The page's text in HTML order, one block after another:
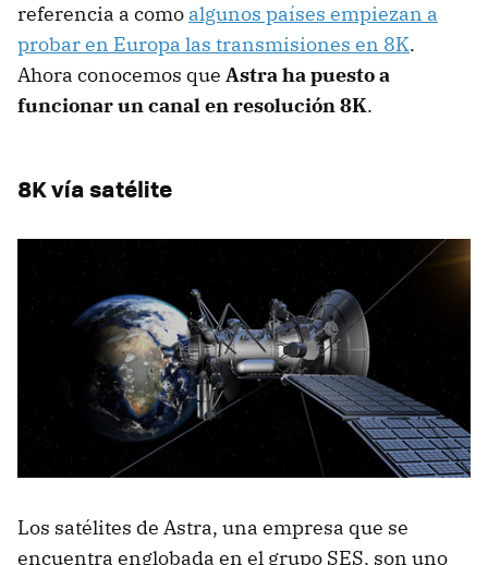
referencia a como algunos países empiezan a
probar en Europa las transmisiones en 8K.
Ahora conocemos que Astra ha puesto a
funcionar un canal en resolución 8K.
8K vía satélite
Los satélites de Astra, una empresa que se
encuentra englobada en el grupo SES, son uno